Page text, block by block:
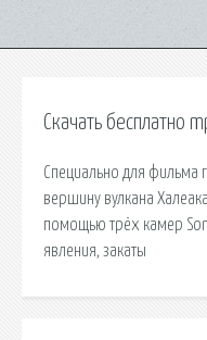
Скачать бесплатно
Специально для фильма
вершину вулкана
помощью трёх камер
явления, закаты